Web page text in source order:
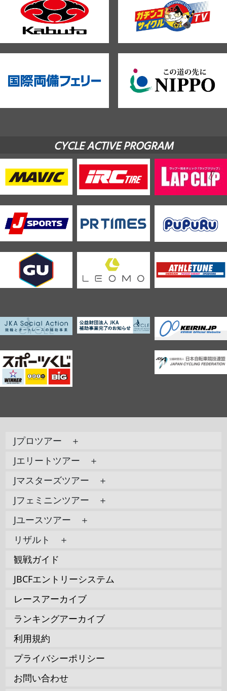
CYCLE ACTIVE PROGRAM
Jプロツアー ＋
Jエリートツアー ＋
Jマスターズツアー ＋
Jフェミニンツアー ＋
Jユースツアー ＋
リザルト ＋
観戦ガイド
JBCFエントリーシステム
レースアーカイブ
ランキングアーカイブ
利用規約
プライバシーポリシー
お問い合わせ